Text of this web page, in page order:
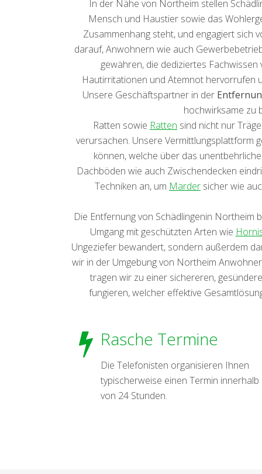
In der Nähe von Northeim stellen
Mensch und Haustier sowie das
Zusammenhang steht, und engagiert sich
darauf, Anwohnern wie auch
gewähren, die dediziertes
Hautirritationen und Atemnot hervorrufen
Unsere Geschäftspartner in der
hochwirksame zu
Ratten sowie Ratten sind nicht nur
verursachen. Unsere Vermittlungsplattform
können, welche über das
Dachböden wie auch Zwischendecken
Techniken an, um Marder sicher wie
Die Entfernung von Schädlingenin
Umgang mit geschützten Arten wie
Ungeziefer bewandert, sondern außerdem
wir in der Umgebung von Northeim
tragen wir zu einer sichereren,
fungieren, welcher effektive
Rasche Termine
Die Telefonisten organisieren Ihnen
typischerweise einen Termin innerhalb
von 24 Stunden.